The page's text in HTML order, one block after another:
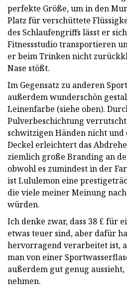
perfekte Größe, um in den
Platz für verschüttete
des Schlaufengriffs lässt er
Fitnessstudio transportieren
er beim Trinken nicht
Nase stößt.
Im Gegensatz zu anderen
außerdem wunderschön
Leinenfarbe (siehe oben).
Pulverbeschichtung
schwitzigen Händen nicht
Deckel erleichtert das
ziemlich große Branding an
obwohl es zumindest in der
ist Lululemon eine
die viele meiner Meinung
würden.
Ich denke zwar, dass 38 £ für
etwas teuer sind, aber dafür
hervorragend verarbeitet ist,
man von einer
außerdem gut genug
nehmen.